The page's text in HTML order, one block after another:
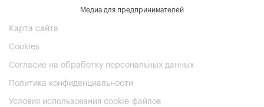
Медиа для предпринимателей
Карта сайта
Cookies
Согласие на обработку персональных данных
Политика конфиденциальности
Условия использования cookie-файлов